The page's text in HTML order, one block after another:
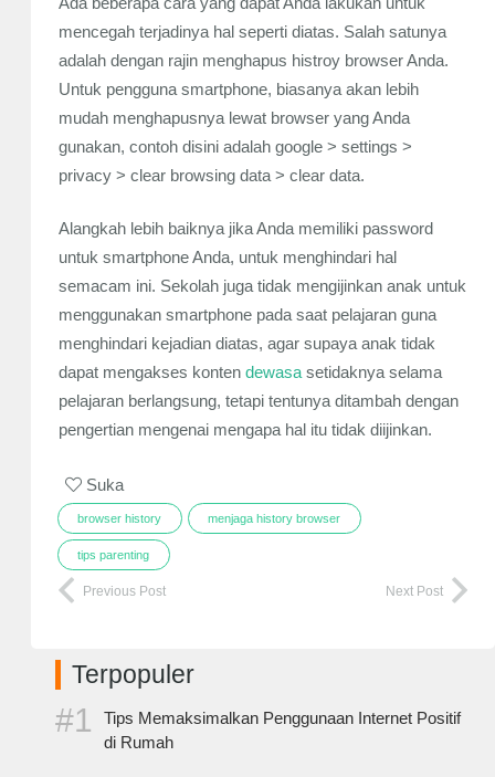
mencegah terjadinya hal seperti diatas. Salah satunya
adalah dengan rajin menghapus histroy browser Anda.
Untuk pengguna smartphone, biasanya akan lebih
mudah menghapusnya lewat browser yang Anda
gunakan, contoh disini adalah google > settings >
privacy > clear browsing data > clear data.
Alangkah lebih baiknya jika Anda memiliki password
untuk smartphone Anda, untuk menghindari hal
semacam ini. Sekolah juga tidak mengijinkan anak untuk
menggunakan smartphone pada saat pelajaran guna
menghindari kejadian diatas, agar supaya anak tidak
dapat mengakses konten dewasasetidaknya selama
pelajaran berlangsung, tetapi tentunya ditambah dengan
pengertian mengenai mengapa hal itu tidak diijinkan.
Suka
browser history menjaga history browser
tips parenting
Previous Post Next Post
Terpopuler
Tips Memaksimalkan Penggunaan Internet Positif
di Rumah